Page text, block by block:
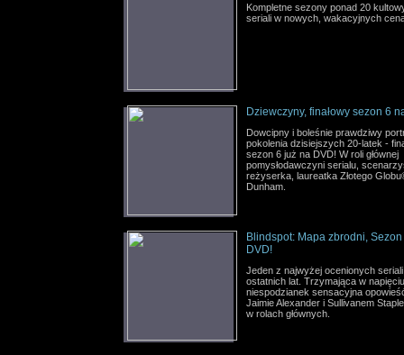
Kompletne sezony ponad 20
seriali w nowych, wakacyjnych
Dziewczyny, finałowy sezon 6
Dowcipny i boleśnie prawdziwy
pokolenia dzisiejszych 20-latek -
sezon 6 już na DVD! W roli głównej
pomysłodawczyni serialu,
reżyserka, laureatka Złotego
Dunham.
Blindspot: Mapa zbrodni,
DVD!
Jeden z najwyżej ocenionych seriali
ostatnich lat. Trzymająca w napięciu
niespodzianek sensacyjna
Jaimie Alexander i Sullivanem
w rolach głównych.